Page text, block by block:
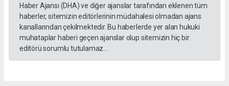
Haber Ajansı (DHA) ve diğer ajanslar tarafından eklenen tüm
haberler, sitemizin editörlerinin müdahalesi olmadan ajans
kanallarından çekilmektedir. Bu haberlerde yer alan hukuki
muhataplar haberi geçen ajanslar olup sitemizin hiç bir
editörü sorumlu tutulamaz...